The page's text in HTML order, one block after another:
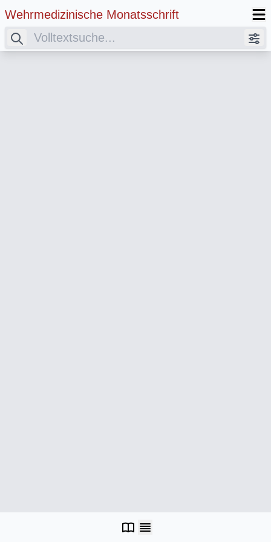
Wehrmedizinische Monatsschrift